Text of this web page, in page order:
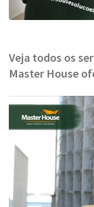
Veja todos os
Master House